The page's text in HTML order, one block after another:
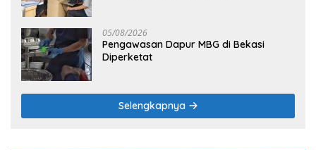
05/08/2026
Pengawasan Dapur MBG di Bekasi
Diperketat
Selengkapnya